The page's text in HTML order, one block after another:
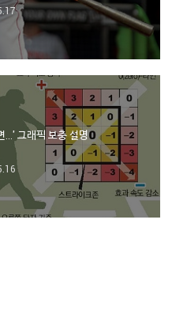
…' 그래픽 보충 설명